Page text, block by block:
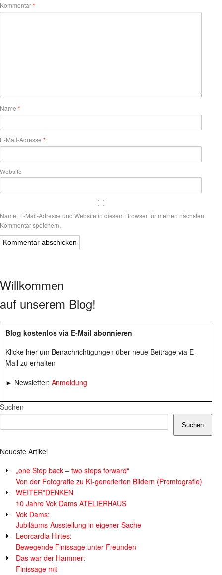
Kommentar*
Name *
E-Mail-Adresse *
Website
Name, E-Mail-Adresse und Website in diesem Browser für meinen nächsten
Kommentar speichern.
Willkommen
auf unserem Blog!
Blog kostenlos via E-Mail abonnieren
Klicke hier um Benachrichtigungen über neue Beiträge via E-
Mail zu erhalten
► Newsletter: Anmeldung
Suchen
Suchen
Neueste Artikel
„one Step back – two steps forward“
Von der Fotografie zu KI-generierten Bildern (Promtografie)
WEITER*DENKEN
10 Jahre Vok Dams ATELIERHAUS
Vok Dams:
Jubiläums-Ausstellung in eigener Sache
Leorcardia Hirtes:
Bewegende Finissage unter Freunden
Das war der Hammer:
Finissage mit